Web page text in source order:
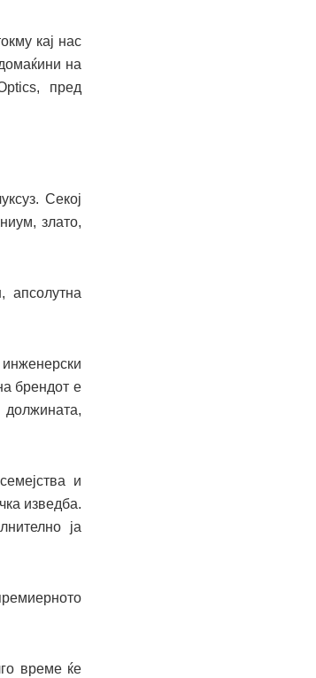
кај нас
на
пред
Секој
злато,
апсолутна
брендот е
и
изведба.
ја
време ќе